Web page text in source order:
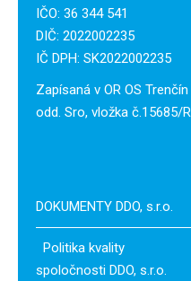
IČO: 36 344 541
DIČ: 2022002235
IČ DPH: SK2022002235
Zapísaná v OR OS Trenčín
odd. Sro, vložka č.15685/R
DOKUMENTY DDO, s.r.o.
Politika kvality
spoločnosti DDO, s.r.o.